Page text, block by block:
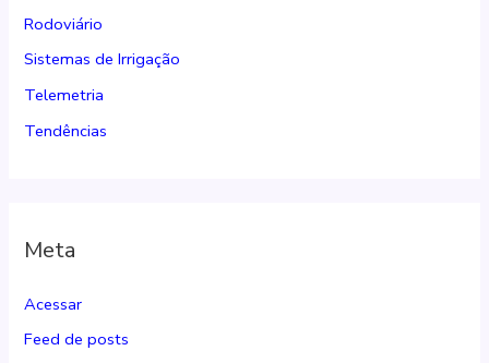
Rodoviário
Sistemas de Irrigação
Telemetria
Tendências
Meta
Acessar
Feed de posts